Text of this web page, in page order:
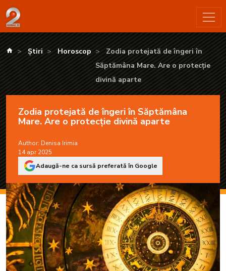
Zodia protejată de îngeri în Săptămâna Mare. Are o protecție
kanald.ro
Știri Horoscop
Zodia protejată de îngeri în
Săptămâna Mare. Are o protecție
divină aparte
Zodia protejată de îngeri în Săptămâna
Mare. Are o protecție divină aparte
Author: Denisa Irimia
14 apr 2025
Adaugă-ne ca sursă preferată în Google